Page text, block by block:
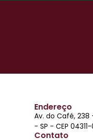
Endereço
Av. do Café, 238
- SP - CEP
Contato